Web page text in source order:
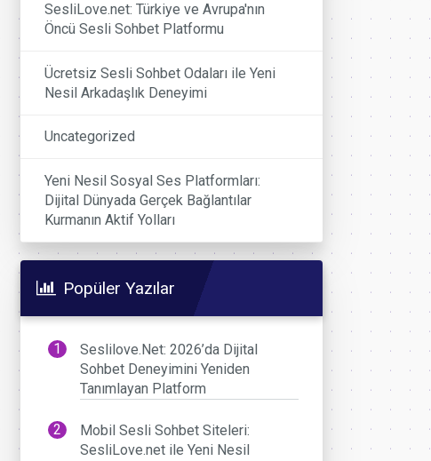
SesliLove.net: Türkiye ve Avrupa'nın
Öncü Sesli Sohbet Platformu
Ücretsiz Sesli Sohbet Odaları ile Yeni
Nesil Arkadaşlık Deneyimi
Uncategorized
Yeni Nesil Sosyal Ses Platformları:
Dijital Dünyada Gerçek Bağlantılar
Kurmanın Aktif Yolları
Popüler Yazılar
Seslilove.Net: 2026’da Dijital
Sohbet Deneyimini Yeniden
Tanımlayan Platform
Mobil Sesli Sohbet Siteleri:
SesliLove.net ile Yeni Nesil